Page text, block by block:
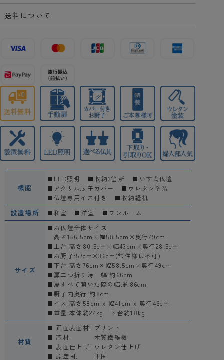
送料について
機能
LED照明 収納3箇所
いす式仏壇
アクリル厨子カバー
ウレタン塗装
仏壇専用イス付き
収納経机
設置場所 和室 洋室 ワンルーム
サイズ
お仏壇全体サイズ
高さ156.5cm×幅58.5cm×奥行49cm
上台:高さ80.5cm×幅43cm×奥行28.5cm
お厨子:57cm×36cm(常住様は不可)
下台:高さ76cm×幅58.5cm×奥行49cm
扉二つ折り時 幅:約66cm
扉すべて開いた際の幅:約86cm
厨子内奥行:約8cm
イス:高さ58cm x 幅41cm x 奥行46cm
重量:本体約24kg 下台約18kg
材質
正面表面材: プリント
芯材:
木質繊維板
表面仕上げ: ウレタン仕上げ
原産国:
中国